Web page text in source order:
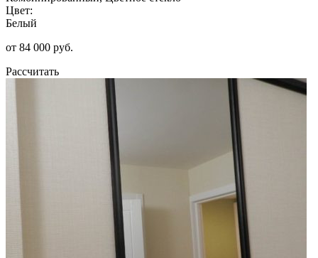
Цвет:
Белый
от 84 000 руб.
Рассчитать